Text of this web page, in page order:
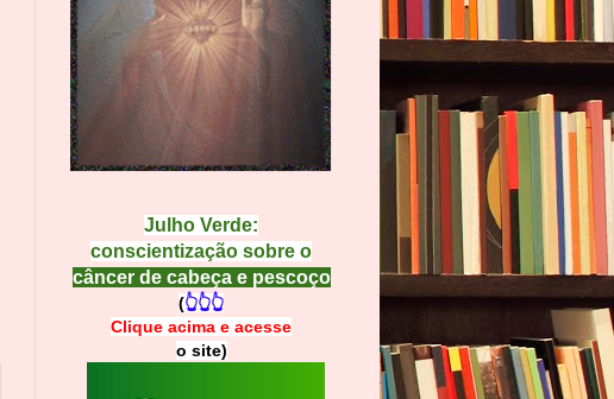
Julho Verde:
conscientização sobre o
câncer de cabeça e pescoço
(👆👆👆
Clique acima e acesse
o site)